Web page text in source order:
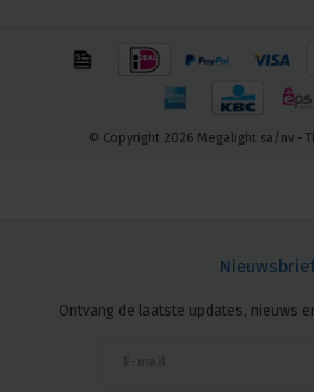
© Copyright 2026 Megalight sa/nv -
Ontvang de laatste updates, nieuws